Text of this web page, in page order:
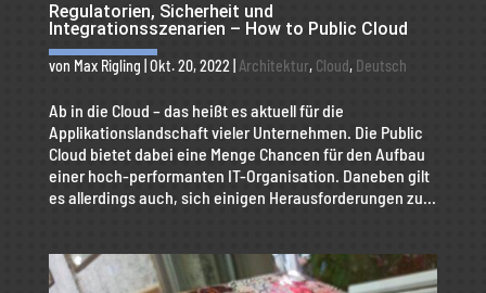
Regulatorien, Sicherheit und
Integrationsszenarien – How to Public Cloud
von Max Rigling Okt. 20, 2022| Architektur, Cloud, Deutsch
Ab in die Cloud – das heißt es aktuell für die
Applikationslandschaft vieler Unternehmen. Die Public
Cloud bietet dabei eine Menge Chancen für den Aufbau
einer hoch-performanten IT-Organisation. Daneben gilt
es allerdings auch, sich einigen Herausforderungen zu...